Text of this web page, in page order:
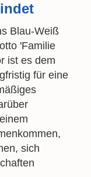
Blau-Weiß
'Familie
ist es dem
für eine
sich